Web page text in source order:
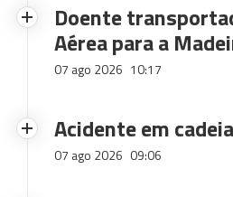
Doente
Aérea para a
07 ago 2026 10:17
Acidente em
07 ago 2026 09:06